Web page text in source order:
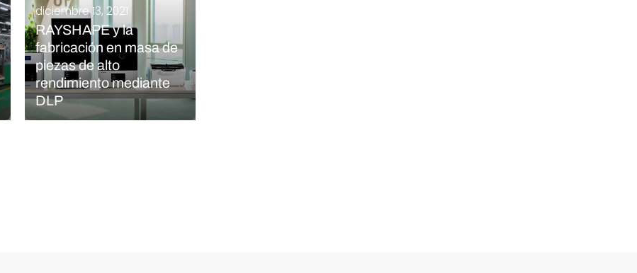
diciembre 13, 2021
RAYSHAPE y la
fabricación en masa de
piezas de alto
rendimiento mediante
DLP